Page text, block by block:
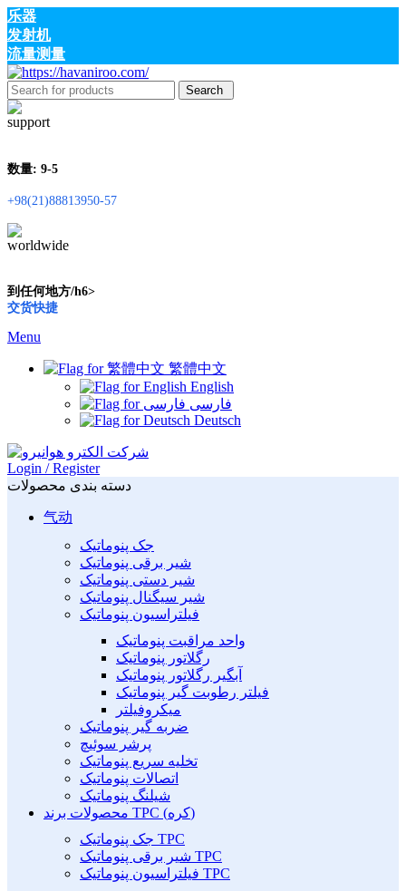
乐器
发射机
流量测量
Search
数量: 9-5
+98(21)88813950-57
到任何地方/h6>
交货快捷
Menu
繁體中文
English
فارسی
Deutsch
Login / Register
دسته بندی محصولات
气动
جک پنوماتیک
شیر برقی پنوماتیک
شیر دستی پنوماتیک
شیر سیگنال پنوماتیک
فیلتراسیون پنوماتیک
واحد مراقبت پنوماتیک
رگلاتور پنوماتیک
آبگیر رگلاتور پنوماتیک
فیلتر رطوبت گیر پنوماتیک
میکروفیلتر
ضربه گیر پنوماتیک
پرشر سوئیچ
تخلیه سریع پنوماتیک
اتصالات پنوماتیک
شیلنگ پنوماتیک
محصولات برند TPC (کره)
جک پنوماتیک TPC
شیر برقی پنوماتیک TPC
فیلتراسیون پنوماتیک TPC